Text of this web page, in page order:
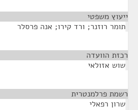
ייעוץ משפטי
תומר רוזנר; ורד קירו; אנה פרסלר
רכזת הוועדה
שוש אזולאי
רשמת פרלמנטרית
שרון רפאלי